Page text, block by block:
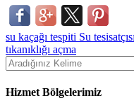
su kaçağı tespiti Su tesisatçısı
tıkanıklığı açma
Hizmet Bölgelerimiz